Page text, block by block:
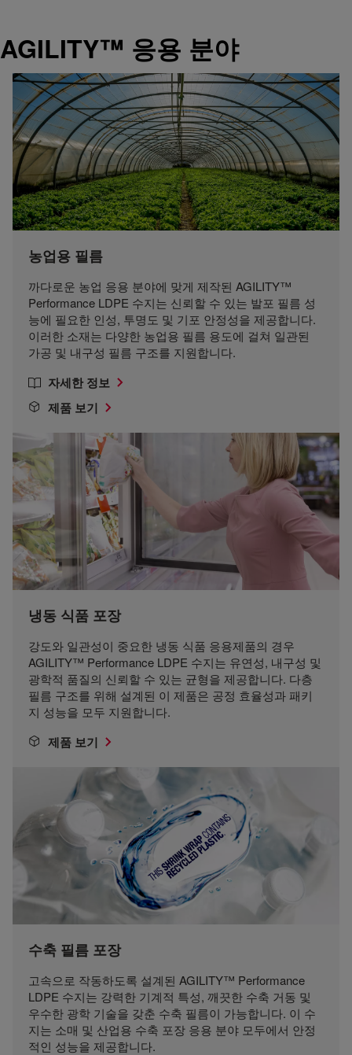
AGILITY™ 응용 분야
농업용 필름
까다로운 농업 응용 분야에 맞게 제작된 AGILITY™
Performance LDPE 수지는 신뢰할 수 있는 발포 필름 성
능에 필요한 인성, 투명도 및 기포 안정성을 제공합니다.
이러한 소재는 다양한 농업용 필름 용도에 걸쳐 일관된
가공 및 내구성 필름 구조를 지원합니다.
자세한 정보
제품 보기
냉동 식품 포장
강도와 일관성이 중요한 냉동 식품 응용제품의 경우
AGILITY™ Performance LDPE 수지는 유연성, 내구성 및
광학적 품질의 신뢰할 수 있는 균형을 제공합니다. 다층
필름 구조를 위해 설계된 이 제품은 공정 효율성과 패키
지 성능을 모두 지원합니다.
제품 보기
수축 필름 포장
고속으로 작동하도록 설계된 AGILITY™ Performance
LDPE 수지는 강력한 기계적 특성, 깨끗한 수축 거동 및
우수한 광학 기술을 갖춘 수축 필름이 가능합니다. 이 수
지는 소매 및 산업용 수축 포장 응용 분야 모두에서 안정
적인 성능을 제공합니다.